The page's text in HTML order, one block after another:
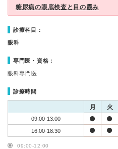
糖尿病の眼底検査と目の霞み
診療科目：
眼科
専門医・資格：
眼科専門医
診療時間
月 火
09:00-13:00
16:00-18:30
09:00-12:00